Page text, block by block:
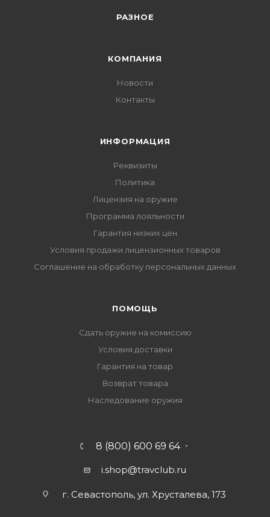
РАЗНОЕ
КОМПАНИЯ
Новости
Контакты
ИНФОРМАЦИЯ
Реквизиты
Политика
Лицензия на оружие
Программа лояльности
Гарантия низких цен
Условия продажи лицензионных товаров
Соглашение на обработку персональных данных
ПОМОЩЬ
Сдать оружие на комиссию
Условия доставки
Гарантия на товар
Возврат товара
Наследование оружия
8 (800) 600 69 64
i.shop@travclub.ru
г. Севастополь, ул. Хрусталева, 173